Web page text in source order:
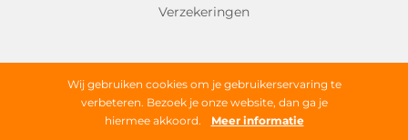
Wij gebruiken cookies om je gebruikerservaring te
verbeteren. Bezoek je onze website, dan ga je
hiermee akkoord.
Meer informatie
Verzekeringen
Copyright © 2026 Worldwide Campers
Alle rechten onder voorbehoud